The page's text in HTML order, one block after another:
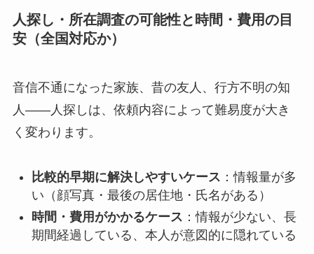
人探し・所在調査の可能性と時間・費用の目
安（全国対応か）
音信不通になった家族、昔の友人、行方不明の知
人——人探しは、依頼内容によって難易度が大き
く変わります。
比較的早期に解決しやすいケース ：情報量が多
い（顔写真・最後の居住地・氏名がある）
時間・費用がかかるケース ：情報が少ない、長
期間経過している、本人が意図的に隠れている